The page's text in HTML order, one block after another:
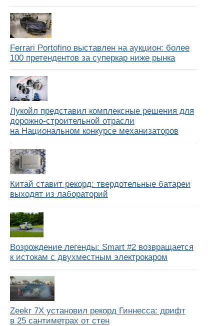
Ferrari Portofino выставлен на аукцион: более
100 претендентов за суперкар ниже рынка
Лукойл представил комплексные решения для
дорожно-строительной отрасли
на Национальном конкурсе механизаторов
Китай ставит рекорд: твердотельные батареи
выходят из лабораторий
Возрождение легенды: Smart #2 возвращается
к истокам с двухместным электрокаром
Zeekr 7X установил рекорд Гиннесса: дрифт
в 25 сантиметрах от стен